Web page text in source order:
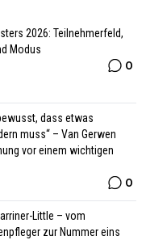
2026: Teilnehmerfeld,
Modus
0
dass etwas
muss“ – Van Gerwen
vor einem wichtigen
0
Little – vom
zur Nummer eins